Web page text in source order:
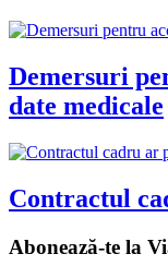
Demersuri
date medicale
Contractul
Abonează-te la